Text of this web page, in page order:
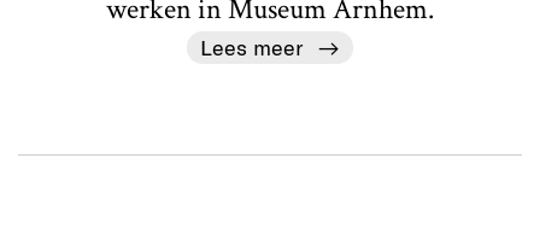
werken in Museum Arnhem.
Lees meer